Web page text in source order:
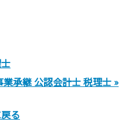
業承継 公認会計士 税理士 »
る